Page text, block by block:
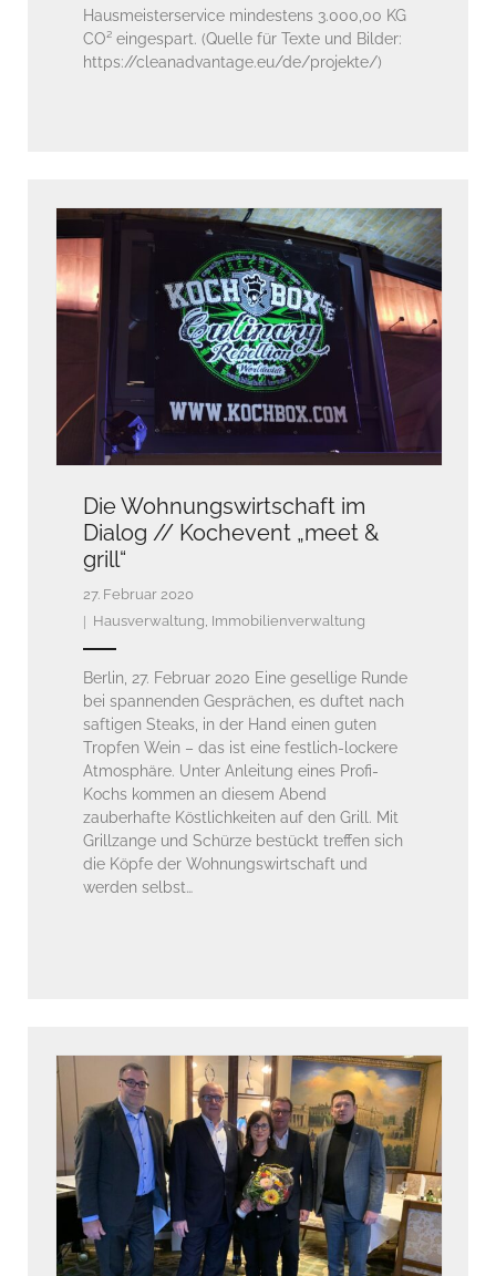
Hausmeisterservice mindestens 3.000,00 KG
CO² eingespart. (Quelle für Texte und Bilder:
https://cleanadvantage.eu/de/projekte/)
Die Wohnungswirtschaft im
Dialog // Kochevent „meet &
grill“
27. Februar 2020
Hausverwaltung Immobilienverwaltung
Berlin, 27. Februar 2020 Eine gesellige Runde
bei spannenden Gesprächen, es duftet nach
saftigen Steaks, in der Hand einen guten
Tropfen Wein – das ist eine festlich-lockere
Atmosphäre. Unter Anleitung eines Profi-
Kochs kommen an diesem Abend
zauberhafte Köstlichkeiten auf den Grill. Mit
Grillzange und Schürze bestückt treffen sich
die Köpfe der Wohnungswirtschaft und
werden selbst…